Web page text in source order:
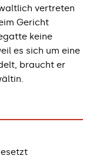
vertreten
Gericht
keine
es sich um eine
braucht er